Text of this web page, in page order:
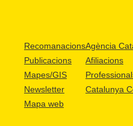
Recomanacions
Publicacions
Mapes/GIS
Newsletter
Mapa web
Agència
Afiliacions
Catalunya